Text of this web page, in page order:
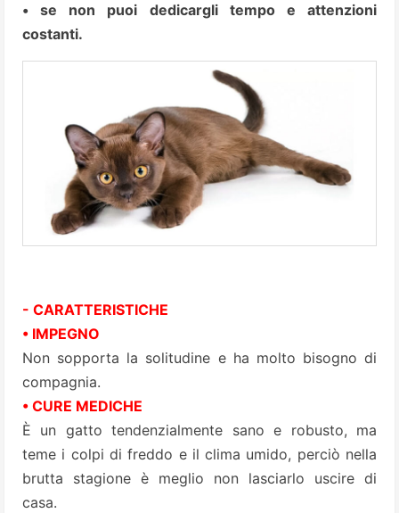
• se non puoi dedicargli tempo e attenzioni
costanti.
- CARATTERISTICHE
• IMPEGNO
Non sopporta la solitudine e ha molto bisogno di
compagnia.
• CURE MEDICHE
È un gatto tendenzialmente sano e robusto, ma
teme i colpi di freddo e il clima umido, perciò nella
brutta stagione è meglio non lasciarlo uscire di
casa.